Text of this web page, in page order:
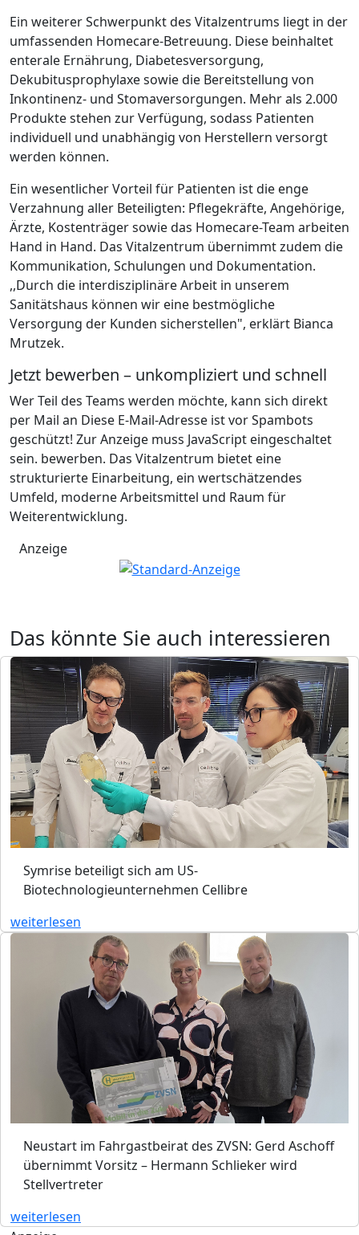
Ein weiterer Schwerpunkt des Vitalzentrums liegt in der
umfassenden Homecare-Betreuung. Diese beinhaltet
enterale Ernährung, Diabetesversorgung,
Dekubitusprophylaxe sowie die Bereitstellung von
Inkontinenz- und Stomaversorgungen. Mehr als 2.000
Produkte stehen zur Verfügung, sodass Patienten
individuell und unabhängig von Herstellern versorgt
werden können.
Ein wesentlicher Vorteil für Patienten ist die enge
Verzahnung aller Beteiligten: Pflegekräfte, Angehörige,
Ärzte, Kostenträger sowie das Homecare-Team arbeiten
Hand in Hand. Das Vitalzentrum übernimmt zudem die
Kommunikation, Schulungen und Dokumentation.
,,Durch die interdisziplinäre Arbeit in unserem
Sanitätshaus können wir eine bestmögliche
Versorgung der Kunden sicherstellen", erklärt Bianca
Mrutzek.
Jetzt bewerben – unkompliziert und schnell
Wer Teil des Teams werden möchte, kann sich direkt
per Mail an Diese E-Mail-Adresse ist vor Spambots
geschützt! Zur Anzeige muss JavaScript eingeschaltet
sein. bewerben. Das Vitalzentrum bietet eine
strukturierte Einarbeitung, ein wertschätzendes
Umfeld, moderne Arbeitsmittel und Raum für
Weiterentwicklung.
Anzeige
Das könnte Sie auch interessieren
Symrise beteiligt sich am US-
Biotechnologieunternehmen Cellibre
weiterlesen
Neustart im Fahrgastbeirat des ZVSN: Gerd Aschoff
übernimmt Vorsitz – Hermann Schlieker wird
Stellvertreter
weiterlesen